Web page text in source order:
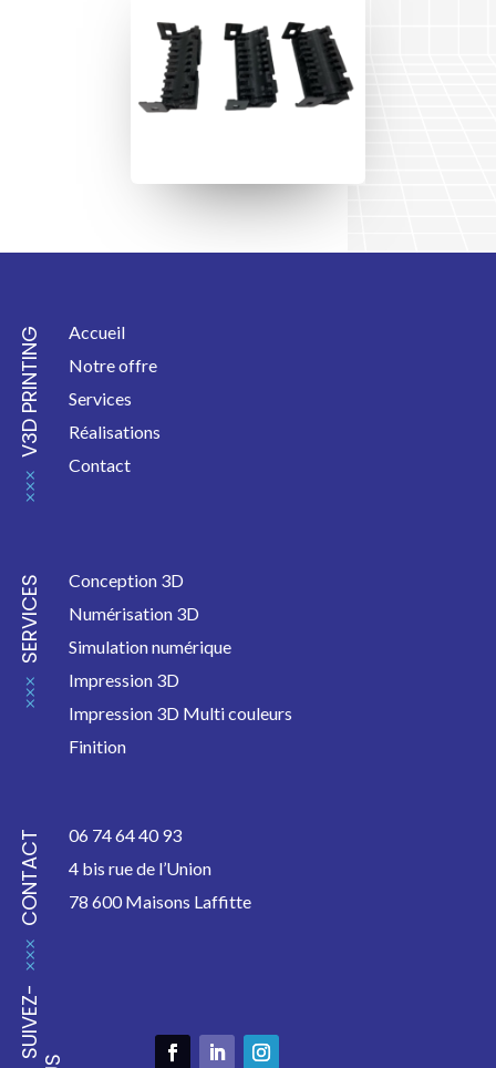
V3D PRINTING
Accueil
Notre offre
Services
Réalisations
Contact
SERVICES
Conception 3D
Numérisation 3D
Simulation numérique
Impression 3D
Impression 3D Multi couleurs
Finition
CONTACT
06 74 64 40 93
4 bis rue de l’Union
78 600Maisons Laffitte
S
U
I
V
E
Z
-
N
O
U